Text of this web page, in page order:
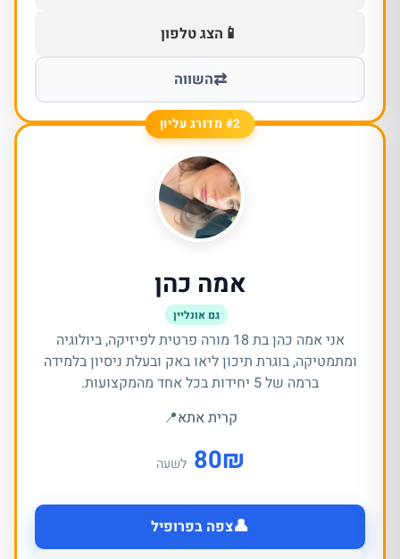
📱 הצג טלפון
⇄השווה
#2 מדורג עליון
אמה כהן
גם אונליין
אני אמה כהן בת 18 מורה פרטית לפיזיקה, ביולוגיה
ומתמטיקה, בוגרת תיכון ליאו באק ובעלת ניסיון בלמידה
ברמה של 5 יחידות בכל אחד מהמקצועות.
קרית אתא📍
₪
80 לשעה
👤צפה בפרופיל